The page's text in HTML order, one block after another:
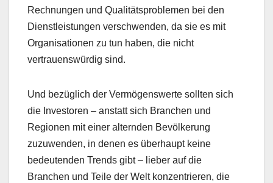
Rechnungen und Qualitätsproblemen bei den
Dienstleistungen verschwenden, da sie es mit
Organisationen zu tun haben, die nicht
vertrauenswürdig sind.
Und bezüglich der Vermögenswerte sollten sich
die Investoren – anstatt sich Branchen und
Regionen mit einer alternden Bevölkerung
zuzuwenden, in denen es überhaupt keine
bedeutenden Trends gibt – lieber auf die
Branchen und Teile der Welt konzentrieren, die